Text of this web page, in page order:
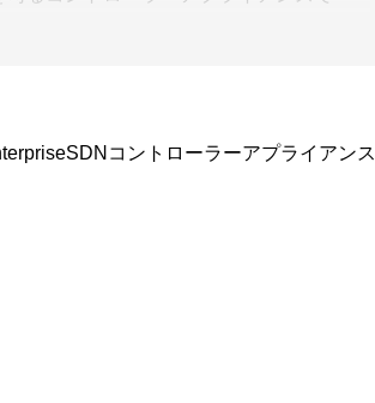
証明書など
コントローラーアプライアンス